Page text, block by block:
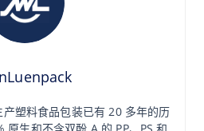
塑料食品包装已有 20 多年的历